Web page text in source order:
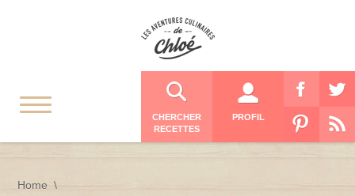
CHERCHER
RECETTES
PROFIL
Home